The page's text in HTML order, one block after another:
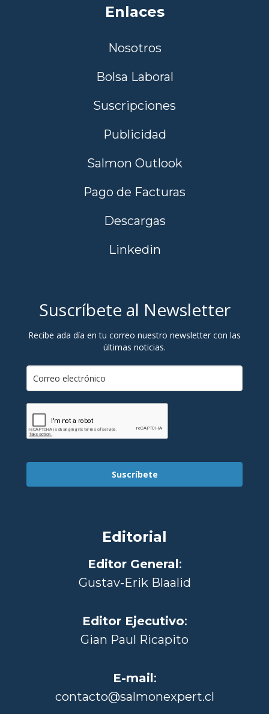
Enlaces
Nosotros
Bolsa Laboral
Suscripciones
Publicidad
Salmon Outlook
Pago de Facturas
Descargas
Linkedin
Suscríbete al Newsletter
Recibe ada día en tu correo nuestro newsletter con las
últimas noticias.
Suscríbete
Editorial
Editor General:
Gustav-Erik Blaalid
Editor Ejecutivo:
Gian Paul Ricapito
E-mail:
contacto@salmonexpert.cl